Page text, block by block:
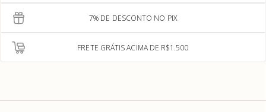
7% DE DESCONTO NO PIX
FRETE GRÁTIS ACIMA DE R$1.500